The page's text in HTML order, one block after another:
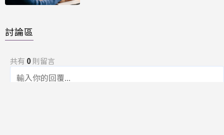
討論區
共有 0則留言